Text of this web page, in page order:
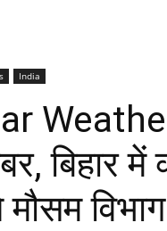
India
बिहार